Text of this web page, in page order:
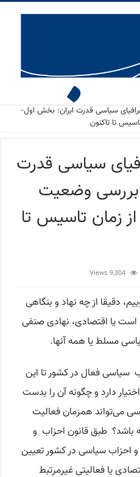
سیاسی قدرت ایران: بخش اول-
تا تاکنون
سیاسی قدرت
وضعیت
زمان تاسیس تا
9,304 Views
دقیقا از چه نهاد و بنگاهی
یا اقتصادی، نهادی صنفی
مسلط یا همه آنها.
سیاسی فعال در کشور تا این
دارد و چگونه آن را بدست
می‌تواند همزمان فعالیت
طبق قانون احزاب و
احزاب سیاسی در کشور تعیین
یا فعالیتی غیرمرتبط